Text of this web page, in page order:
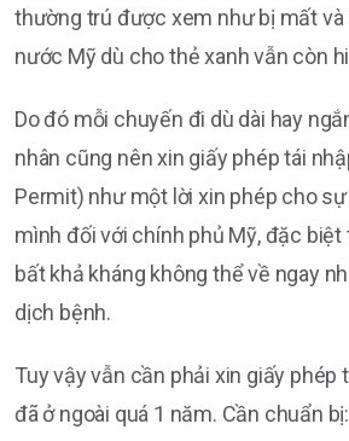
thường trú được xem như bị mất và
nước Mỹ dù cho thẻ xanh vẫn còn
Do đó mỗi chuyến đi dù dài hay
nhân cũng nên xin giấy phép tái
Permit) như một lời xin phép cho
mình đối với chính phủ Mỹ, đặc
bất khả kháng không thể về ngay
dịch bệnh.
Tuy vậy vẫn cần phải xin giấy phép
đã ở ngoài quá 1 năm. Cần chuẩn bị: